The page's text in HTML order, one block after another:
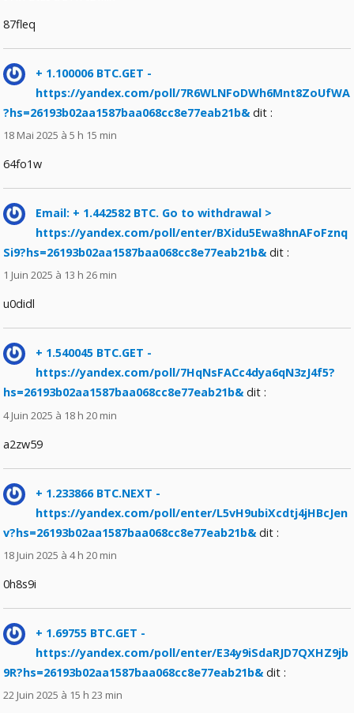
87fleq
+ 1.100006 BTC.GET -
https://yandex.com/poll/7R6WLNFoDWh6Mnt8ZoUfWA
?hs=26193b02aa1587baa068cc8e77eab21b& dit :
18 Mai 2025 à 5 h 15 min
64fo1w
Email: + 1.442582 BTC. Go to withdrawal >
https://yandex.com/poll/enter/BXidu5Ewa8hnAFoFznq
Si9?hs=26193b02aa1587baa068cc8e77eab21b& dit :
1 Juin 2025 à 13 h 26 min
u0didl
+ 1.540045 BTC.GET -
https://yandex.com/poll/7HqNsFACc4dya6qN3zJ4f5?
hs=26193b02aa1587baa068cc8e77eab21b& dit :
4 Juin 2025 à 18 h 20 min
a2zw59
+ 1.233866 BTC.NEXT -
https://yandex.com/poll/enter/L5vH9ubiXcdtj4jHBcJen
v?hs=26193b02aa1587baa068cc8e77eab21b& dit :
18 Juin 2025 à 4 h 20 min
0h8s9i
+ 1.69755 BTC.GET -
https://yandex.com/poll/enter/E34y9iSdaRJD7QXHZ9jb
9R?hs=26193b02aa1587baa068cc8e77eab21b& dit :
22 Juin 2025 à 15 h 23 min